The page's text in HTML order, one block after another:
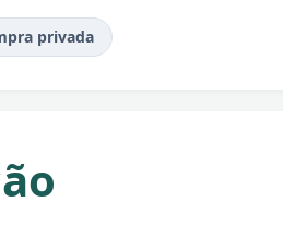
privada